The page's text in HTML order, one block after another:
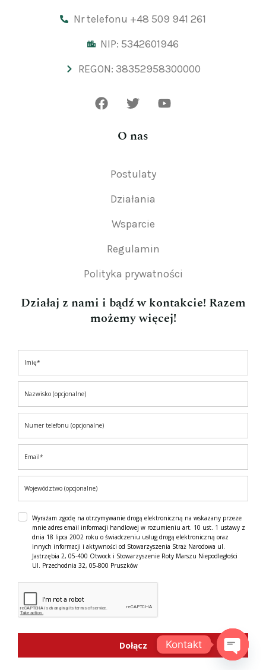
Nr telefonu +48 509 941 261
NIP: 5342601946
REGON: 38352958300000
O nas
Postulaty
Działania
Wsparcie
Regulamin
Polityka prywatności
Działaj z nami i bądź w kontakcie! Razem
możemy więcej!
Wyrażam zgodę na otrzymywanie drogą elektroniczną na wskazany przeze
mnie adres email informacji handlowej w rozumieniu art. 10 ust. 1 ustawy z
dnia 18 lipca 2002 roku o świadczeniu usług drogą elektroniczną oraz
innych informacji i aktywności od Stowarzyszenia Straż Narodowa ul.
Jastrzębia 2, 05-400 Otwock i Stowarzyszenie Roty Marszu Niepodległości
Ul. Przechodnia 32, 05-800 Pruszków
Dołącz Kontakt